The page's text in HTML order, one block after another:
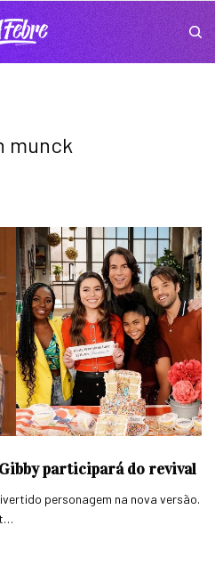
munck
participará do revival
personagem na nova versão.